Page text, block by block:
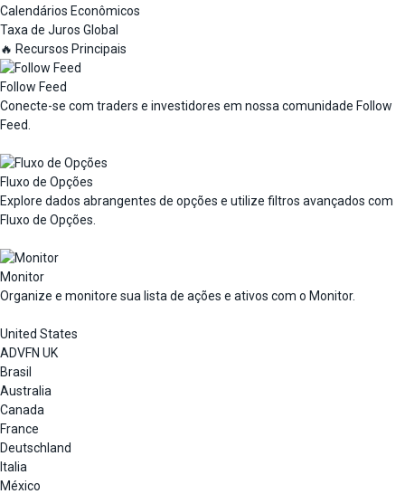
Calendários Econômicos
Taxa de Juros Global
🔥 Recursos Principais
Follow Feed
Conecte-se com traders e investidores em nossa comunidade Follow
Feed.
Fluxo de Opções
Explore dados abrangentes de opções e utilize filtros avançados com
Fluxo de Opções.
Monitor
Organize e monitore sua lista de ações e ativos com o Monitor.
United States
ADVFN UK
Brasil
Australia
Canada
France
Deutschland
Italia
México